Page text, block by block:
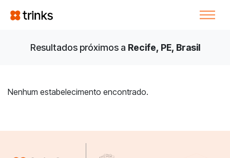
Resultados próximos a Recife, PE, Brasil
Nenhum estabelecimento encontrado.